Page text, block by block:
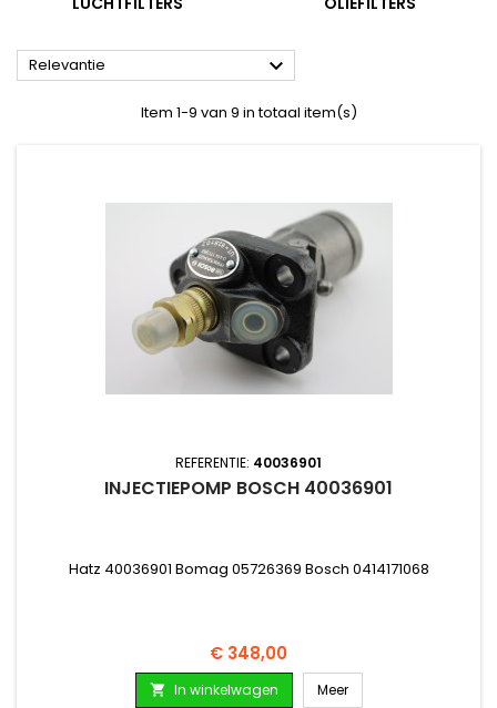
Relevantie 
Item 1-9 van 9 in totaal item(s)
REFERENTIE: 40036901
INJECTIEPOMP BOSCH 40036901
Hatz 40036901 Bomag 05726369 Bosch 0414171068
Prijs
€ 348,00
 In winkelwagen Meer